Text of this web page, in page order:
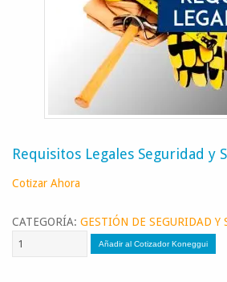
Requisitos Legales Seguridad y
Cotizar Ahora
CATEGORÍA: GESTIÓN DE SEGURIDAD Y